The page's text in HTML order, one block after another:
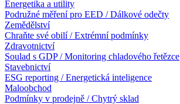
Energetika a utility
Podružné měření pro EED / Dálkové odečty
Zemědělství
Chraňte své obilí / Extrémní podmínky
Zdravotnictví
Soulad s GDP / Monitoring chladového řetězce
Stavebnictví
ESG reporting / Energetická inteligence
Maloobchod
Podmínky v prodejně / Chytrý sklad